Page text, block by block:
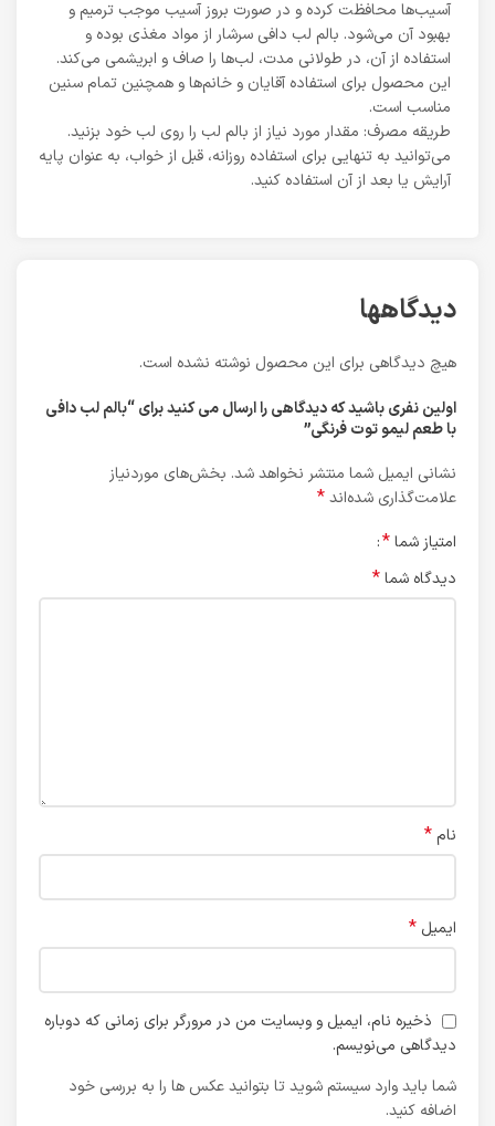
آسیب‌ها محافظت کرده و در صورت بروز آسیب موجب ترمیم و
بهبود آن می‌شود. بالم لب دافی سرشار از مواد مغذی بوده و
استفاده از آن، در طولانی مدت، لب‌ها را صاف و ابریشمی می‌کند.
این محصول برای استفاده آقایان و خانم‌ها و همچنین تمام سنین
مناسب است.
طریقه مصرف: مقدار مورد نیاز از بالم لب را روی لب خود بزنید.
می‌توانید به تنهایی برای استفاده روزانه، قبل از خواب، به عنوان پایه
آرایش یا بعد از آن استفاده کنید.
دیدگاهها
هیچ دیدگاهی برای این محصول نوشته نشده است.
اولین نفری باشید که دیدگاهی را ارسال می کنید برای “بالم لب دافی
با طعم لیمو توت فرنگی”
نشانی ایمیل شما منتشر نخواهد شد. بخش‌های موردنیاز
علامت‌گذاری شده‌اند*
امتیاز شما*
دیدگاه شما*
نام *
ایمیل *
ذخیره نام، ایمیل و وبسایت من در مرورگر برای زمانی که دوباره
دیدگاهی می‌نویسم.
شما باید وارد سیستم شوید تا بتوانید عکس ها را به بررسی خود
اضافه کنید.